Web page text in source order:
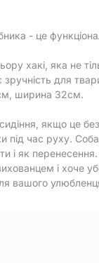
- це
хакі, яка не
для
ширина 32см.
якщо
час руху.
і як перенесення.
і хоче
вашого